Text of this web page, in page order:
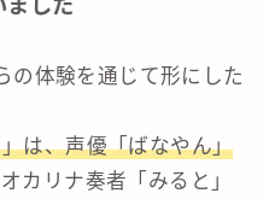
の体験を通じて形にした
は、声優「ばなやん」
カリナ奏者「みると」